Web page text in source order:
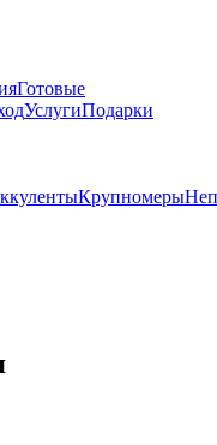
Готовые
УслугиПодарки
Крупномеры